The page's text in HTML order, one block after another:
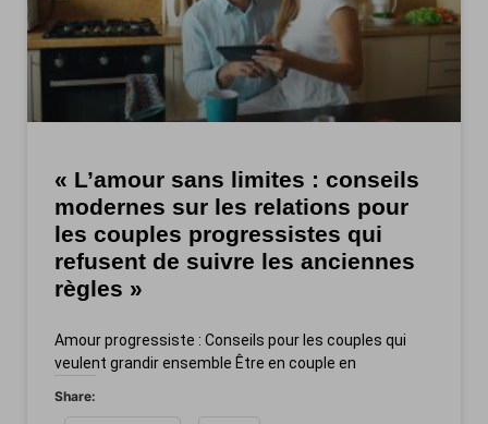
« L’amour sans limites : conseils
modernes sur les relations pour
les couples progressistes qui
refusent de suivre les anciennes
règles »
Amour progressiste : Conseils pour les couples qui
veulent grandir ensemble Être en couple en
Share: